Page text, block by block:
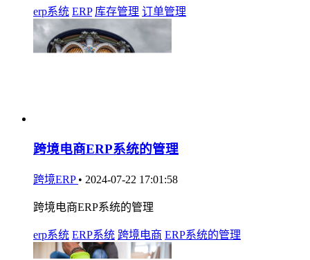
erp系统 ERP 库存管理 订单管理
跨境电商ERP系统的管理
跨境ERP • 2024-07-22 17:01:58
跨境电商ERP系统的管理
erp系统 ERP系统 跨境电商 ERP系统的管理